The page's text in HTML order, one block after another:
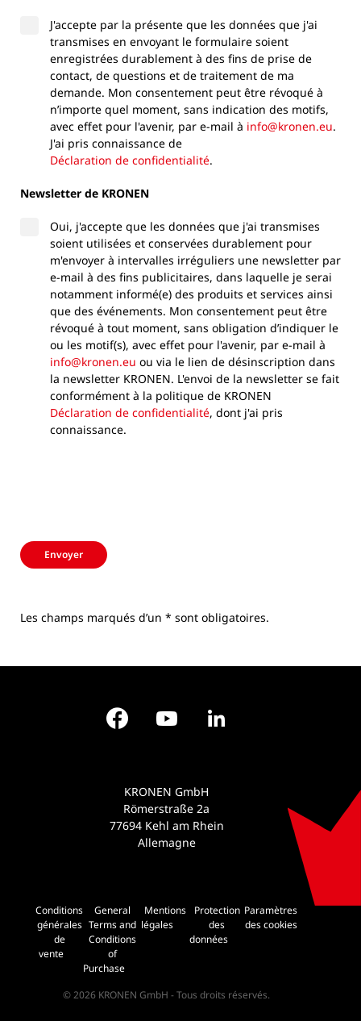
J'accepte par la présente que les données que j'ai
transmises en envoyant le formulaire soient
enregistrées durablement à des fins de prise de
contact, de questions et de traitement de ma
demande. Mon consentement peut être révoqué à
n’importe quel moment, sans indication des motifs,
avec effet pour l'avenir, par e-mail à info@kronen.eu.
J'ai pris connaissance de
Déclaration de confidentialité.
Newsletter de KRONEN
Oui, j'accepte que les données que j'ai transmises
soient utilisées et conservées durablement pour
m'envoyer à intervalles irréguliers une newsletter par
e-mail à des fins publicitaires, dans laquelle je serai
notamment informé(e) des produits et services ainsi
que des événements. Mon consentement peut être
révoqué à tout moment, sans obligation d’indiquer le
ou les motif(s), avec effet pour l'avenir, par e-mail à
info@kronen.eu ou via le lien de désinscription dans
la newsletter KRONEN. L'envoi de la newsletter se fait
conformément à la politique de KRONEN
Déclaration de confidentialité, dont j'ai pris
connaissance.
Envoyer
Les champs marqués d’un * sont obligatoires.
FacebookYouTube
Conditions
générales
de
vente
General
Terms and
Conditions
of
Purchase
Mentions
légales
Protection
des
données
Paramètres
des cookies
© 2026 KRONEN GmbH - Tous droits réservés.
KRONEN GmbH
Römerstraße 2a
77694 Kehl am Rhein
Allemagne